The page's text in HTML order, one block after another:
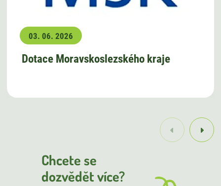
03. 06. 2026
Dotace Moravskoslezského kraje
Chcete se
dozvědět více?